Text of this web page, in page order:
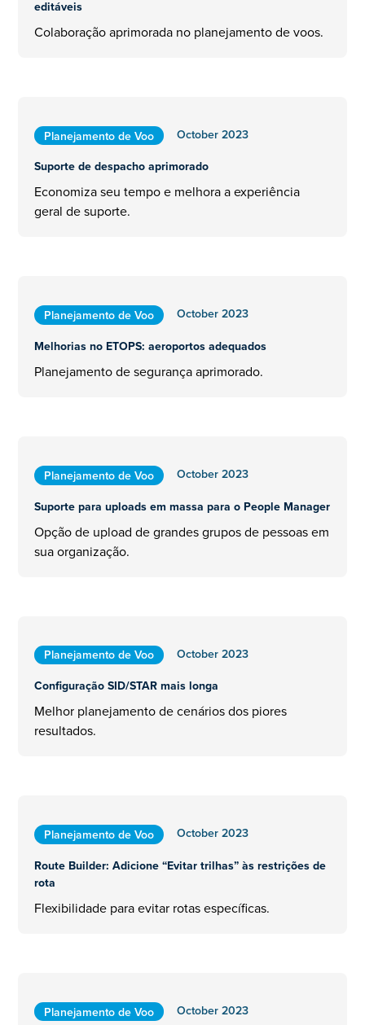
editáveis
Colaboração aprimorada no planejamento de voos.
Planejamento de Voo
October 2023
Suporte de despacho aprimorado
Economiza seu tempo e melhora a experiência
geral de suporte.
Planejamento de Voo
October 2023
Melhorias no ETOPS: aeroportos adequados
Planejamento de segurança aprimorado.
Planejamento de Voo
October 2023
Suporte para uploads em massa para o People Manager
Opção de upload de grandes grupos de pessoas em
sua organização.
Planejamento de Voo
October 2023
Configuração SID/STAR mais longa
Melhor planejamento de cenários dos piores
resultados.
Planejamento de Voo
October 2023
Route Builder: Adicione “Evitar trilhas” às restrições de
rota
Flexibilidade para evitar rotas específicas.
Planejamento de Voo
October 2023